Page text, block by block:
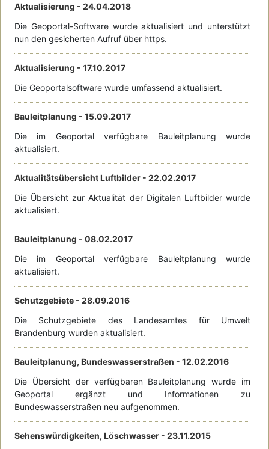
Aktualisierung - 24.04.2018
Die Geoportal-Software wurde aktualisiert und unterstützt
nun den gesicherten Aufruf über https.
Aktualisierung - 17.10.2017
Die Geoportalsoftware wurde umfassend aktualisiert.
Bauleitplanung - 15.09.2017
Die im Geoportal verfügbare Bauleitplanung wurde
aktualisiert.
Aktualitätsübersicht Luftbilder - 22.02.2017
Die Übersicht zur Aktualität der Digitalen Luftbilder wurde
aktualisiert.
Bauleitplanung - 08.02.2017
Die im Geoportal verfügbare Bauleitplanung wurde
aktualisiert.
Schutzgebiete - 28.09.2016
Die Schutzgebiete des Landesamtes für Umwelt
Brandenburg wurden aktualisiert.
Bauleitplanung, Bundeswasserstraßen - 12.02.2016
Die Übersicht der verfügbaren Bauleitplanung wurde im
Geoportal ergänzt und Informationen zu
Bundeswasserstraßen neu aufgenommen.
Sehenswürdigkeiten, Löschwasser - 23.11.2015